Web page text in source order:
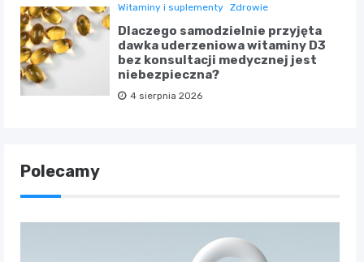
Witaminy i suplementy Zdrowie
Dlaczego samodzielnie przyjęta
dawka uderzeniowa witaminy D3
bez konsultacji medycznej jest
niebezpieczna?
4 sierpnia 2026
Polecamy